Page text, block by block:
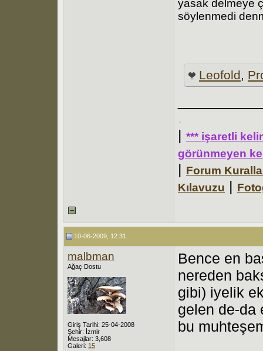
yasak delmeye
söylenmedi
Leofold,
.
| *** işaretli
görünmeyen
| Forum
Kılavuzu |
10-06-2009, 12:31
malbman
Ağaç Dostu
Giriş Tarihi: 25-04-2008
Şehir: İzmir
Mesajlar: 3,608
Galeri: 15
Bence en
nereden
gibi) iyelik
gelen de-da
bu